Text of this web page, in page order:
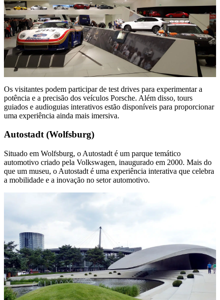
Os visitantes podem participar de test drives para experimentar a
potência e a precisão dos veículos Porsche. Além disso, tours
guiados e audioguias interativos estão disponíveis para proporcionar
uma experiência ainda mais imersiva.
Autostadt (Wolfsburg)
Situado em Wolfsburg, o Autostadt é um parque temático
automotivo criado pela Volkswagen, inaugurado em 2000. Mais do
que um museu, o Autostadt é uma experiência interativa que celebra
a mobilidade e a inovação no setor automotivo.